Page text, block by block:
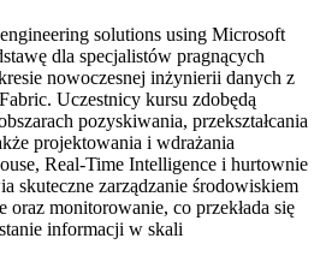
solutions using Microsoft
dla specjalistów pragnących
nowoczesnej inżynierii danych z
Uczestnicy kursu zdobędą
pozyskiwania, przekształcania
projektowania i wdrażania
Real-Time Intelligence i hurtownie
skuteczne zarządzanie środowiskiem
oraz monitorowanie, co przekłada się
informacji w skali